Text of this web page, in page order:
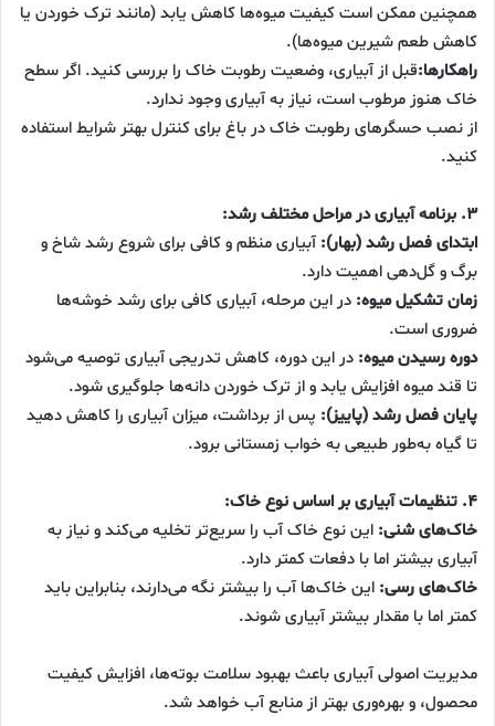
همچنین ممکن است کیفیت میوه‌ها کاهش یابد (مانند ترک خوردن یا
کاهش طعم شیرین میوه‌ها).
راهکارها:قبل از آبیاری، وضعیت رطوبت خاک را بررسی کنید. اگر سطح
خاک هنوز مرطوب است، نیاز به آبیاری وجود ندارد.
از نصب حسگرهای رطوبت خاک در باغ برای کنترل بهتر شرایط استفاده
کنید.
۳. برنامه آبیاری در مراحل مختلف رشد:
ابتدای فصل رشد (بهار):آبیاری منظم و کافی برای شروع رشد شاخ و
برگ و گل‌دهی اهمیت دارد.
زمان تشکیل میوه: در این مرحله، آبیاری کافی برای رشد خوشه‌ها
ضروری است.
دوره رسیدن میوه: در این دوره، کاهش تدریجی آبیاری توصیه می‌شود
تا قند میوه افزایش یابد و از ترک خوردن دانه‌ها جلوگیری شود.
پایان فصل رشد (پاییز): پس از برداشت، میزان آبیاری را کاهش دهید
تا گیاه به‌طور طبیعی به خواب زمستانی برود.
۴. تنظیمات آبیاری بر اساس نوع خاک:
خاک‌های شنی: این نوع خاک آب را سریع‌تر تخلیه می‌کند و نیاز به
آبیاری بیشتر اما با دفعات کمتر دارد.
خاک‌های رسی: این خاک‌ها آب را بیشتر نگه می‌دارند، بنابراین باید
کمتر اما با مقدار بیشتر آبیاری شوند.
مدیریت اصولی آبیاری باعث بهبود سلامت بوته‌ها، افزایش کیفیت
محصول، و بهره‌وری بهتر از منابع آب خواهد شد.